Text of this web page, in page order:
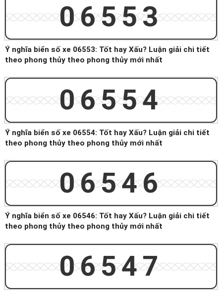
06553
Ý nghĩa biển số xe 06553: Tốt hay Xấu? Luận giải chi tiết
theo phong thủy theo phong thủy mới nhất
06554
Ý nghĩa biển số xe 06554: Tốt hay Xấu? Luận giải chi tiết
theo phong thủy theo phong thủy mới nhất
06546
Ý nghĩa biển số xe 06546: Tốt hay Xấu? Luận giải chi tiết
theo phong thủy theo phong thủy mới nhất
06547